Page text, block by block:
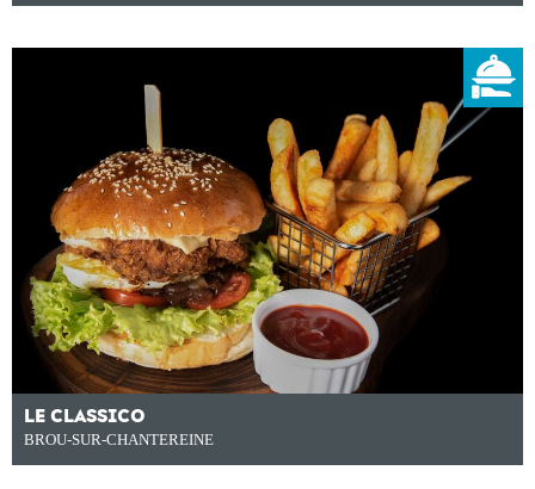
LE CLASSICO
BROU-SUR-CHANTEREINE